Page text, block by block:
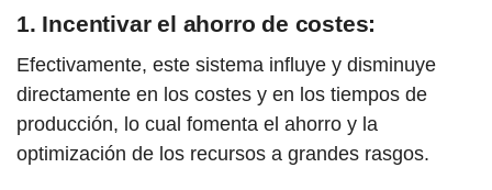
1. Incentivar el ahorro de costes:
Efectivamente, este sistema influye y disminuye
directamente en los costes y en los tiempos de
producción, lo cual fomenta el ahorro y la
optimización de los recursos a grandes rasgos.